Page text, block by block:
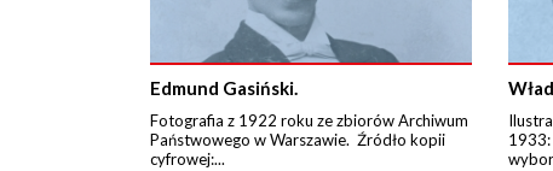
Edmund Gasiński.
Fotografia z 1922 roku ze zbiorów Archiwum
Państwowego w Warszawie. Źródło kopii
cyfrowej:...